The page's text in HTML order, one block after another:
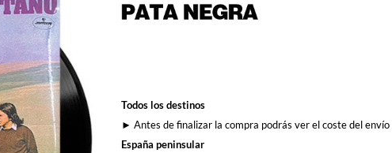
Todos los destinos
► Antes de finalizar la compra podrás ver el coste del envío
España peninsular